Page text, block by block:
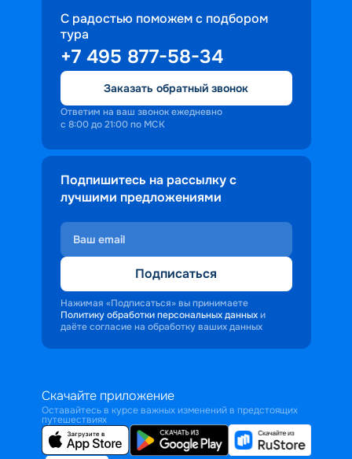
С радостью поможем с подбором
тура
+7 495 877-58-34
Заказать обратный звонок
Ответим на ваш звонок ежедневно
с 8:00 до 21:00 по МСК
Подпишитесь на рассылку с
лучшими предложениями
Подписаться
Нажимая «Подписаться» вы принимаете
Политику обработки персональных данных и
даёте согласие на обработку ваших данных
Скачайте приложение
Оставайтесь в курсе важных изменений в предстоящих
путешествиях